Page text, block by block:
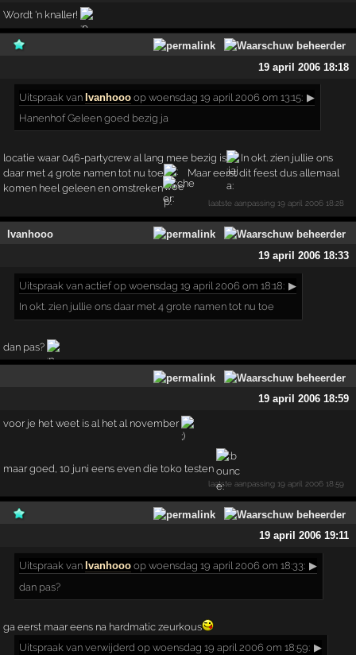
Wordt 'n knaller!
19 april 2006 18:18
Uitspraak vanIvanhooo op woensdag 19 april 2006 om 13:15: ▶
Hanenhof Geleen goed bezig ja
locatie waar 046-partycrew al lang mee bezig is
In okt. zien jullie ons
daar met 4 grote namen tot nu toe
Maar eerst dit feest dus allemaal
komen heel geleen en omstreken
laatste aanpassing19 april 2006 18:28
Ivanhooo
19 april 2006 18:33
Uitspraak van actief op woensdag 19 april 2006 om 18:18: ▶
In okt. zien jullie ons daar met 4 grote namen tot nu toe
dan pas?
19 april 2006 18:59
voor je het weet is al het al november
maar goed, 10 juni eens even die toko testen
laatste aanpassing19 april 2006 18:59
19 april 2006 19:11
Uitspraak van Ivanhooo op woensdag 19 april 2006 om 18:33: ▶
dan pas?
ga eerst maar eens na hardmatic zeurkous
Uitspraak van verwijderd op woensdag 19 april 2006 om 18:59: ▶